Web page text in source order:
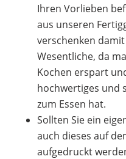
Ihren Vorlieben
aus unseren
verschenken
Wesentliche, da
Kochen erspart
hochwertiges und
zum Essen hat.
Sollten Sie ein
auch dieses auf
aufgedruckt